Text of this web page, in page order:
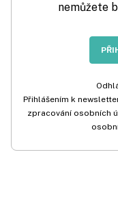
nemůžete
Přihlášením k
zpracování osobních